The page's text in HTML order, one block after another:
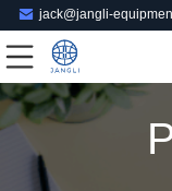
jack@jangli-